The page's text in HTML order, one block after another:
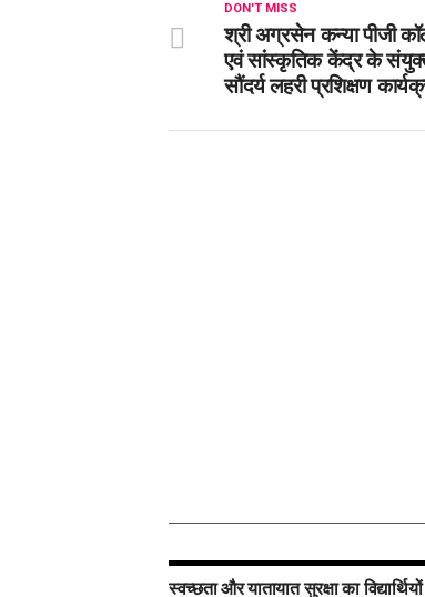
DON'T MISS
श्री अग्रसेन कन्या पीजी
एवं सांस्कृतिक केंद्र के
सौंदर्य लहरी प्रशिक्षण
स्वच्छता और यातायात सुरक्षा का विद्यार्थियों